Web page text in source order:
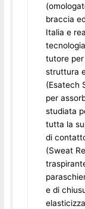
braccia
Italia e
tutore per
struttura
(Esatech
per
studiata
tutta la
di
(Sweat
e di